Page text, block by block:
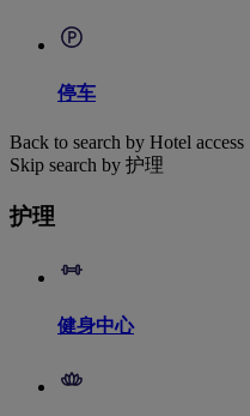
停车
Back to search by Hotel access
Skip search by 护理
护理
健身中心